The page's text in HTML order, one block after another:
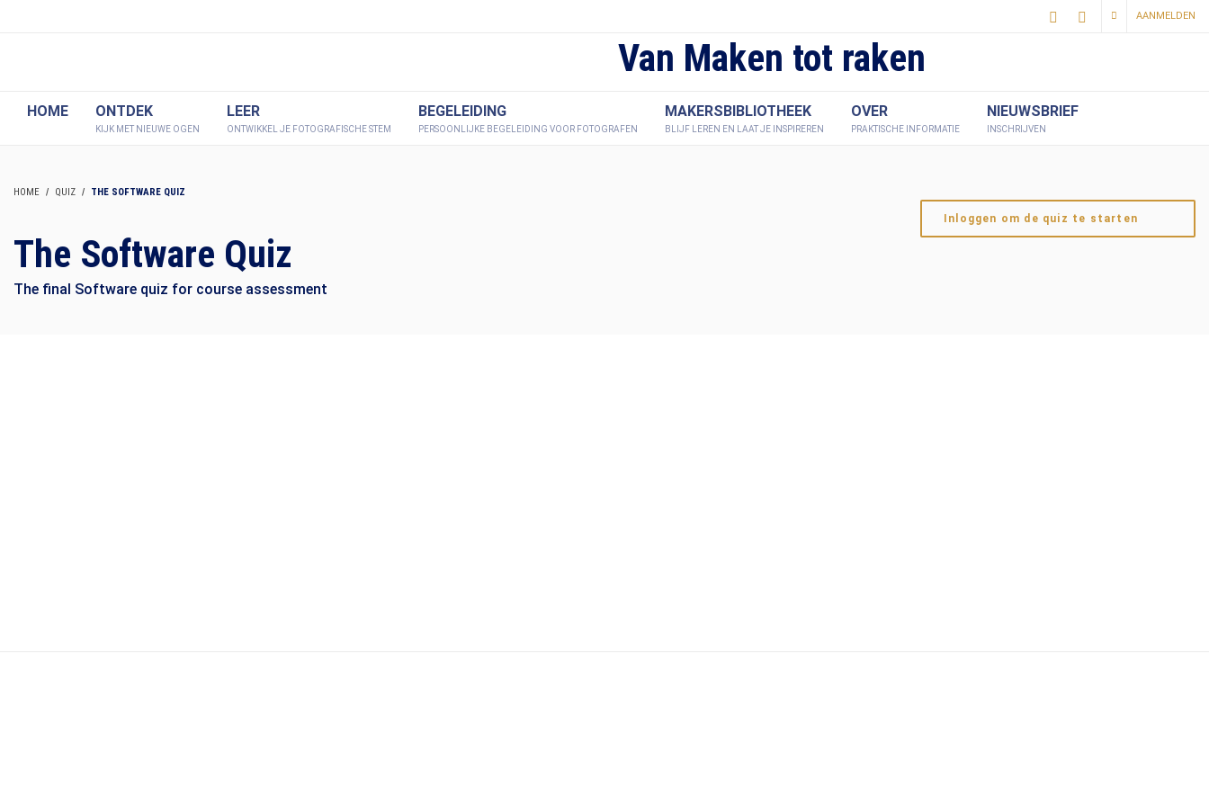
AANMELDEN
Van Maken tot raken
HOME ONTDEK
KIJK MET NIEUWE OGEN
LEER
ONTWIKKEL JE FOTOGRAFISCHE STEM
BEGELEIDING
PERSOONLIJKE BEGELEIDING VOOR FOTOGRAFEN
MAKERSBIBLIOTHEEK
BLIJF LEREN EN LAAT JE INSPIREREN
OVER
PRAKTISCHE INFORMATIE
NIEUWSBRIEF
INSCHRIJVEN
HOME QUIZ THE SOFTWARE QUIZ
The Software Quiz
The final Software quiz for course assessment
Inloggen om de quiz te starten